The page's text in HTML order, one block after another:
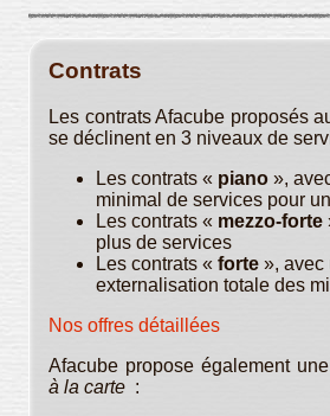
Contrats
Les contrats Afacube proposés
se déclinent en 3 niveaux de
Les contrats « piano »,
minimal de services pour
Les contrats « mezzo-forte
plus de services
Les contrats « forte », avec
externalisation totale des
Nos offres détaillées
Afacube propose également
à la carte :